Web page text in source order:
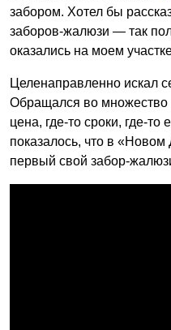
забором. Хотел бы
заборов-жалюзи — так
оказались на моем
Целенаправленно искал
Обращался во множество
цена, где-то сроки, где-
показалось, что в
первый свой забор-